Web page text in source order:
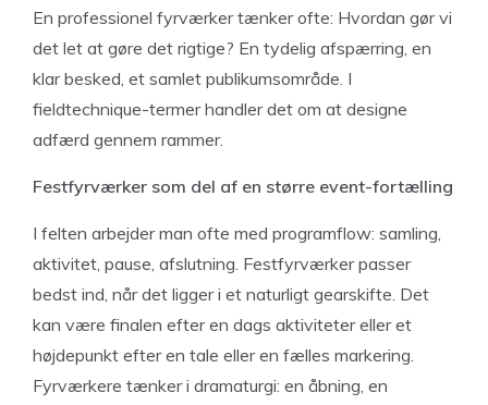
En professionel fyrværker tænker ofte: Hvordan gør vi
det let at gøre det rigtige? En tydelig afspærring, en
klar besked, et samlet publikumsområde. I
fieldtechnique-termer handler det om at designe
adfærd gennem rammer.
Festfyrværker som del af en større event-fortælling
I felten arbejder man ofte med programflow: samling,
aktivitet, pause, afslutning. Festfyrværker passer
bedst ind, når det ligger i et naturligt gearskifte. Det
kan være finalen efter en dags aktiviteter eller et
højdepunkt efter en tale eller en fælles markering.
Fyrværkere tænker i dramaturgi: en åbning, en